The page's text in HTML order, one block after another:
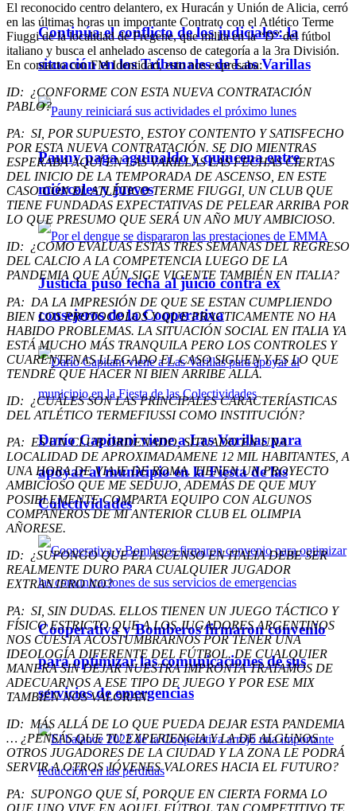
Continúa el conflicto de los judiciales: la
situación en los Tribunales de Las Varillas
Pauny paga aguinaldo y quincena entre
miércoles y jueves
Justicia puso fecha al juicio contra ex
consejeros de la Cooperativa
Darío Capitani viene a Las Varillas para
apoyar al municipio en la Fiesta de las
Colectividades
Cooperativa y Bomberos firmaron convenio
para optimizar las comunicaciones de sus
servicios de emergencias
El reconocido centro delantero, ex Huracán y Unión de Alicia, cerró
en las últimas horas un importante Contrato con el Atlético Terme
Fiuggi de la localidad de Fregene, que milita en la “D” del fútbol
italiano y busca el anhelado ascenso de categoría a la 3ra División.
En contacto con FM Identidad, esto nos expresaba:
ID: ¿CONFORME CON ESTA NUEVA CONTRATACIÓN
PABLO?
PA: SI, POR SUPUESTO, ESTOY CONTENTO Y SATISFECHO
POR ESTA NUEVA CONTRATACIÓN. SE DIO MIENTRAS
ESPERABA AQUÍ EN LAS VARILLAS LAS FECHAS CIERTAS
DEL INICIO DE LA TEMPORADA DE ASCENSO, EN ESTE
CASO CON EL ATLÉTICO TERME FIUGGI, UN CLUB QUE
TIENE FUNDADAS EXPECTATIVAS DE PELEAR ARRIBA POR
LO QUE PRESUMO QUE SERÁ UN AÑO MUY AMBICIOSO.
ID: ¿COMO EVALUAS ESTAS TRES SEMANAS DEL REGRESO
DEL CALCIO A LA COMPETENCIA LUEGO DE LA
PANDEMIA QUE AÚN SIGE VIGENTE TAMBIÉN EN ITALIA?
PA: DA LA IMPRESIÓN DE QUE SE ESTAN CUMPLIENDO
BIEN LOS PROTOCOLOS Y QUE PRACTICAMENTE NO HA
HABIDO PROBLEMAS. LA SITUACIÓN SOCIAL EN ITALIA YA
ESTÁ MUCHO MÁS TRANQUILA PERO LOS CONTROLES Y
CUARENTENAS LLEGADO EL CASO SIGUEN Y ES LO QUE
TENDRÉ QUE HACER NI BIEN ARRIBE ALLÁ.
ID: ¿CUÁLES SON LAS PRINCIPALES CARACTERÍASTICAS
DEL ATLÉTICO TERMEFIUSSI COMO INSTITUCIÓN?
PA: ES UN CLUB ORDENADO, SITUADO EN UNA
LOCALIDAD DE APROXIMADAMENE 12 MIL HABITANTES, A
UNA HORA DE VIAJE DE ROMA. TIENEN UN PROYECTO
AMBICIOSO QUE ME SEDUJO, ADEMÁS DE QUE MUY
POSIBLEMENTE COMPARTA EQUIPO CON ALGUNOS
COMPAÑEROS DE MI ANTERIOR CLUB EL OLIMPIA
AÑORESE.
ID: ¿SUPONGO QUE EL ASCENSO EN ITALIA DEBE SER
REALMENTE DURO PARA CUALQUIER JUGADOR
EXTRANJERO NO?
PA: SI, SIN DUDAS. ELLOS TIENEN UN JUEGO TÁCTICO Y
FÍSICO ESTRICTO QUE A LOS JUGADORES ARGENTINOS
NOS CUESTA ACOSTUMBRARNOS POR TENER UNA
IDEOLOGÍA DIFERENTE DEL FÚTBOL. DE CUALQUIER
MANERA SIN DEJAR NUESTRA IMPRONTA TRATAMOS DE
ADECUARNOS A ESE TIPO DE JUEGO Y POR ESE MIX
TAMBIÉN NOS VALORAN.
ID: MÁS ALLÁ DE LO QUE PUEDA DEJAR ESTA PANDEMIA
… ¿PENSÁS QUE TU EXPERIENCIA Y LA DE ALGUNOS
OTROS JUGADORES DE LA CIUDAD Y LA ZONA LE PODRÁ
SERVIR A OTROS JÓVENES VALORES HACIA EL FUTURO?
PA: SUPONGO QUE SÍ, PORQUE EN CIERTA FORMA LO